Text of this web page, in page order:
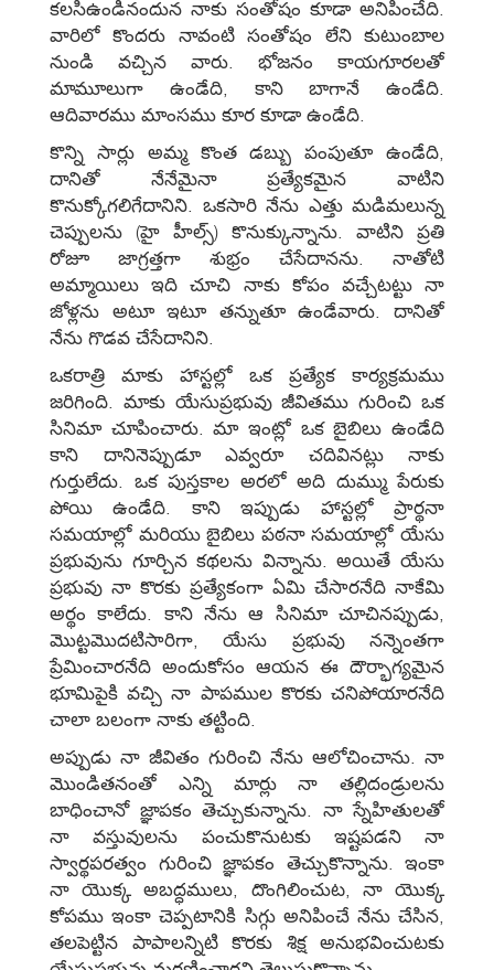
కలసిఉండినందున నాకు సంతోషం కూడా అనిపించేది.
వారిలో కొందరు నావంటి సంతోషం లేని కుటుంబాల
నుండి వచ్చిన వారు. భోజనం కాయగూరలతో
మామూలుగా ఉండేది, కాని బాగానే ఉండేది.
ఆదివారము మాంసము కూర కూడా ఉండేది.
కొన్ని సార్లు అమ్మ కొంత డబ్బు పంపుతూ ఉండేది,
దానితో నేనేమైనా ప్రత్యేకమైన వాటిని
కొనుక్కోగలిగేదానిని. ఒకసారి నేను ఎత్తు మడిమలున్న
చెప్పులను (హై హీల్స్‌) కొనుక్కున్నాను. వాటిని ప్రతి
రోజూ జాగ్రత్తగా శుభ్రం చేసేదానను. నాతోటి
అమ్మాయిలు ఇది చూచి నాకు కోపం వచ్చేటట్టు నా
జోళ్లను అటూ ఇటూ తన్నుతూ ఉండేవారు. దానితో
నేను గొడవ చేసేదానిని.
ఒకరాత్రి మాకు హాస్టల్లో ఒక ప్రత్యేక కార్యక్రమము
జరిగింది. మాకు యేసుప్రభువు జీవితము గురించి ఒక
సినిమా చూపించారు. మా ఇంట్లో ఒక బైబిలు ఉండేది
కాని దానినెప్పుడూ ఎవ్వరూ చదివినట్లు నాకు
గుర్తులేదు. ఒక పుస్తకాల అరలో అది దుమ్ము పేరుకు
పోయి ఉండేది. కాని ఇప్పుడు హాస్టల్లో ప్రార్థనా
సమయాల్లో మరియు బైబిలు పఠనా సమయాల్లో యేసు
ప్రభువును గూర్చిన కథలను విన్నాను. అయితే యేసు
ప్రభువు నా కొరకు ప్రత్యేకంగా ఏమి చేసారనేది నాకేమి
అర్థం కాలేదు. కాని నేను ఆ సినిమా చూచినప్పుడు,
మొట్టమొదటిసారిగా, యేసు ప్రభువు నన్నెంతగా
ప్రేమించారనేది అందుకోసం ఆయన ఈ దౌర్భాగ్యమైన
భూమిపైకి వచ్చి నా పాపముల కొరకు చనిపోయారనేది
చాలా బలంగా నాకు తట్టింది.
అప్పుడు నా జీవితం గురించి నేను ఆలోచించాను. నా
మొండితనంతో ఎన్ని మార్లు నా తల్లిదండ్రులను
బాధించానో జ్ఞాపకం తెచ్చుకున్నాను. నా స్నేహితులతో
నా వస్తువులను పంచుకొనుటకు ఇష్టపడని నా
స్వార్థపరత్వం గురించి జ్ఞాపకం తెచ్చుకొన్నాను. ఇంకా
నా యొక్క అబద్ధములు, దొంగిలించుట, నా యొక్క
కోపము ఇంకా చెప్పటానికి సిగ్గు అనిపించే నేను చేసిన,
తలపెట్టిన పాపాలన్నిటి కొరకు శిక్ష అనుభవించుటకు